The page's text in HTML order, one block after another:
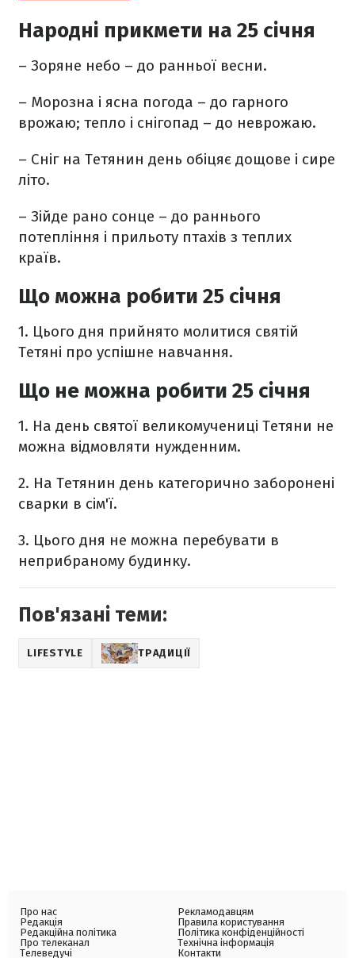
Народні прикмети на 25 січня
– Зоряне небо – до ранньої весни.
– Морозна і ясна погода – до гарного
врожаю; тепло і снігопад – до неврожаю.
– Сніг на Тетянин день обіцяє дощове і сире
літо.
– Зійде рано сонце – до раннього
потепління і прильоту птахів з теплих
країв.
Що можна робити 25 січня
1. Цього дня прийнято молитися святій
Тетяні про успішне навчання.
Що не можна робити 25 січня
1. На день святої великомучениці Тетяни не
можна відмовляти нужденним.
2. На Тетянин день категорично заборонені
сварки в сім'ї.
3. Цього дня не можна перебувати в
неприбраному будинку.
Пов'язані теми:
LIFESTYLE ТРАДИЦІЇ
Про нас
Редакція
Редакційна політика
Про телеканал
Телеведучі
Рекламодавцям
Правила користування
Політика конфіденційності
Технічна інформація
Контакти